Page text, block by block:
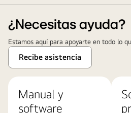
¿Necesitas ayuda?
Estamos aquí para apoyarte en todo lo
Recibe asistencia
Manual y
software